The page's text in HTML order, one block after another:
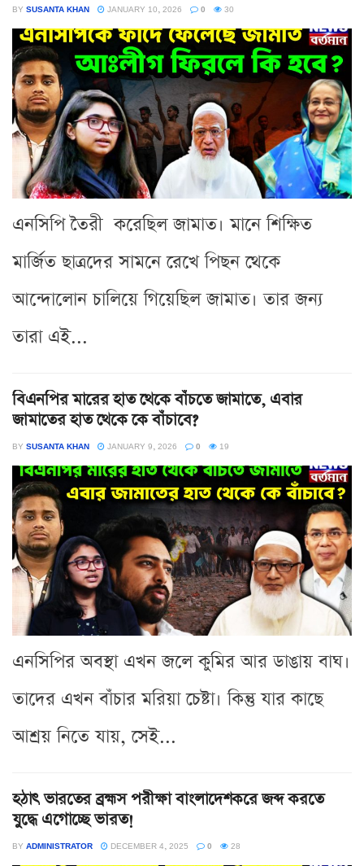
BY SUSANTA KHAN JANUARY 10, 2026 0 30
এনসিপি তৈরী করেছিল জামাত। মানে শিক্ষিত
মার্জিত ছাত্রদের সামনে রেখে পিছন থেকে
আন্দোলোন চালিয়ে গিয়েছিল জামাত। তার জন্য
তারা এই...
বিএনপির মারের হাত থেকে বাঁচতে জামাতে, এবার
জামাতের হাত থেকে কে বাঁচাবে?
BY SUSANTA KHAN JANUARY 9, 2026 0 19
এনসিপির অবস্থা এখন জলে কুমির আর ডাঙায় বাঘ।
তাদের এখন বাঁচার মরিয়া চেষ্টা। কিন্তু যার কাছে
আশ্রয় নিতে যায়, সেই...
হঠাৎ ভারতের ব্রহ্মস পরীক্ষা বাংলাদেশকরে জব্দ করতে
যুদ্ধে এগোচ্ছে ভারত!
BY ADMINISTRATOR DECEMBER 4, 2025 0 28